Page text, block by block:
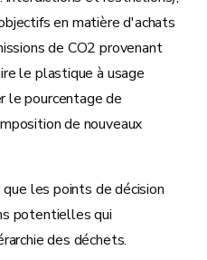
en matière d'achats
de CO2 provenant
le plastique à usage
le pourcentage de
de nouveaux
les points de décision
potentielles qui
des déchets.